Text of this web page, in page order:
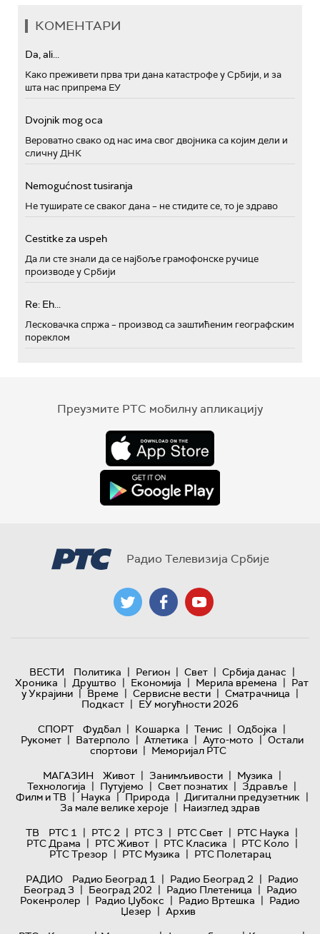
КОМЕНТАРИ
Da, ali...
Како преживети прва три дана катастрофе у Србији, и за
шта нас припрема ЕУ
Dvojnik mog oca
Вероватно свако од нас има свог двојника са којим дели и
сличну ДНК
Nemogućnost tusiranja
Не туширате се сваког дана – не стидите се, то је здраво
Cestitke za uspeh
Да ли сте знали да се најбоље грамофонске ручице
производе у Србији
Re: Eh...
Лесковачка спржа – производ са заштићеним географским
пореклом
Преузмите РТС мобилну апликацију
Радио Телевизија Србије
ВЕСТИ Политика | Регион | Свет | Србија данас |
Хроника | Друштво | Економија | Мерила времена | Рат
у Украјини | Време | Сервисне вести | Сматрачница |
Подкаст | ЕУ могућности 2026
СПОРТ
Фудбал | Кошарка | Тенис | Одбојка |
Рукомет | Ватерполо | Атлетика | Ауто-мото | Остали
спортови | Меморијал РТС
МАГАЗИН
Живот | Занимљивости | Музика |
Технологијa | Путујемо | Свет познатих | Здравље |
Филм и ТВ | Наука | Природа | Дигитални предузетник |
За мале велике хероје | Наизглед здрав
ТВ
РТС 1 | РТС 2 | РТС 3 | РТС Свет | РТС Наука |
РТС Драма | РТС Живот | РТС Класика | РТС Коло |
РТС Трезор | РТС Музика | РТС Полетарац
РАДИО
Радио Београд 1 | Радио Београд 2 | Радио
Београд 3 | Београд 202 | Радио Плетеница | Радио
Рокенролер | Радио Џубокс | Радио Вртешка | Радио
Џезер | Архив